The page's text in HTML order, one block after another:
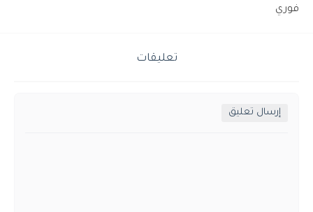
فوري
تعليقات
إرسال تعليق